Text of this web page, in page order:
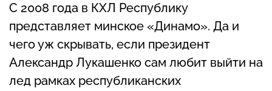
С 2008 года в КХЛ Республику
представляет минское «Динамо». Да и
чего уж скрывать, если президент
Александр Лукашенко сам любит выйти на
лед рамках республиканских